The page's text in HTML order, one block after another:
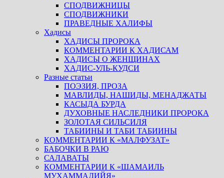
СПОДВИЖНИЦЫ
СПОДВИЖНИКИ
ПРАВЕДНЫЕ ХАЛИФЫ
Хадисы
ХАДИСЫ ПРОРОКА
КОММЕНТАРИИ К ХАДИСАМ
ХАДИСЫ О ЖЕНЩИНАХ
ХАДИС-УЛЬ-КУДСИ
Разные статьи
ПОЭЗИЯ, ПРОЗА
МАВЛИДЫ, НАШИДЫ, МЕНАДЖАТЫ
КАСЫДА БУРДА
ДУХОВНЫЕ НАСЛЕДНИКИ ПРОРОКА
ЗОЛОТАЯ СИЛЬСИЛЯ
ТАБИИНЫ И ТАБИ ТАБИИНЫ
КОММЕНТАРИИ К «МАЛФУЗАТ»
БАБОЧКИ В РАЮ
САЛАВАТЫ
КОММЕНТАРИИ К «ШАМАИЛЬ
МУХАММАДИЙЯ»